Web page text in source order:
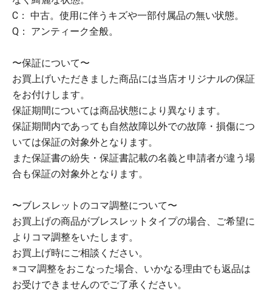
C： 中古。使用に伴うキズや一部付属品の無い状態。
Q： アンティーク全般。
〜保証について〜
お買上げいただきました商品には当店オリジナルの保証
をお付けします。
保証期間については商品状態により異なります。
保証期間内であっても自然故障以外での故障・損傷につ
いては保証の対象外となります。
また保証書の紛失・保証書記載の名義と申請者が違う場
合も保証の対象外となります。
〜ブレスレットのコマ調整について〜
お買上げの商品がブレスレットタイプの場合、ご希望に
よりコマ調整をいたします。
お買上げ時にご相談ください。
※コマ調整をおこなった場合、いかなる理由でも返品は
お受けできませんのでご了承ください。